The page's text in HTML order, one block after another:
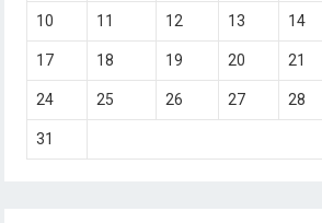
10 11 12 13 14
17 18 19 20 21
24 25 26 27 28
31